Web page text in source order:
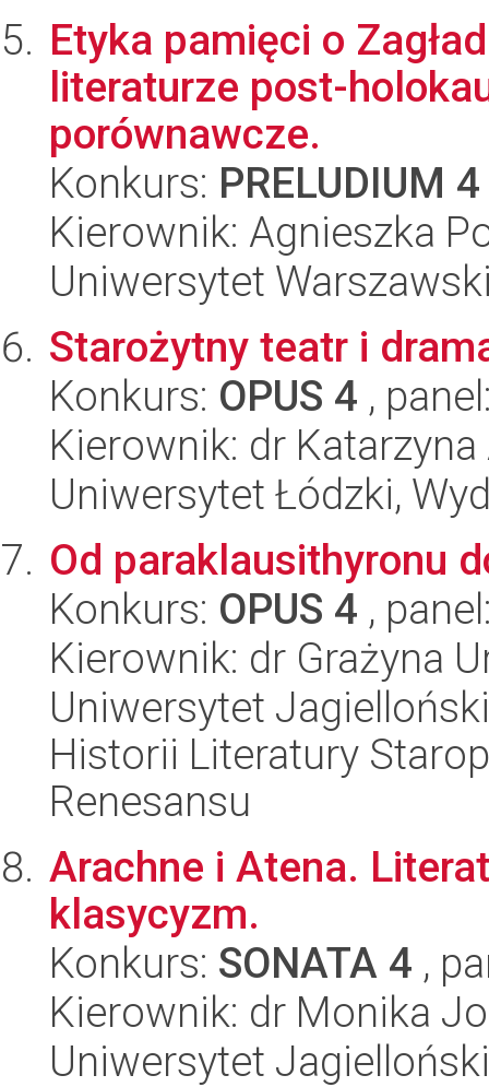
Etyka pamięci o
literaturze post-
porównawcze.
Konkurs: PRELUDIUM 4
Kierownik: Agnieszka
Uniwersytet
Starożytny teatr i
Konkurs: OPUS 4 ,
Kierownik: dr
Uniwersytet Łódzki,
Od paraklausithyronu
Konkurs: OPUS 4 ,
Kierownik: dr Grażyna
Uniwersytet
Historii Literatury
Renesansu
Arachne i Atena.
klasycyzm.
Konkurs: SONATA 4 ,
Kierownik: dr Monika
Uniwersytet